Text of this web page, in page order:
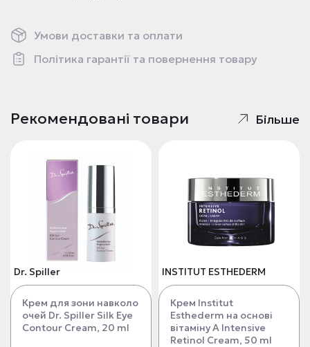
Умови доставки та оплати
Політика гарантії та повернення товару
Рекомендовані товари Більше
Dr. Spiller
Крем для зони навколо
очей Dr. Spiller Silk Eye
Contour Cream, 20 ml
INSTITUT ESTHEDERM
Крем Institut
Esthederm на основі
вітаміну А Intensive
Retinol Cream, 50 ml